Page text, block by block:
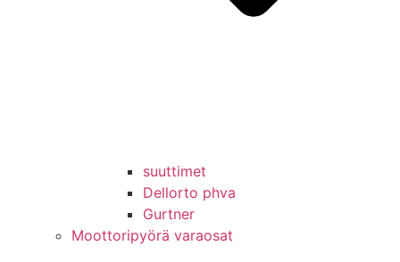
suuttimet
Dellorto phva
Gurtner
Moottoripyörä varaosat